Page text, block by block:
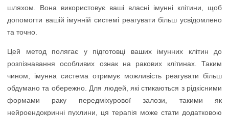
шляхом. Вона використовує ваші власні імунні клітини, щоб
допомогти вашій імунній системі реагувати більш усвідомлено
та точно.
Цей метод полягає у підготовці ваших імунних клітин до
розпізнавання особливих ознак на ракових клітинах. Таким
чином, імунна система отримує можливість реагувати більш
обдумано та обережно. Для людей, які стикаються з рідкісними
формами раку передміхурової залози, такими як
нейроендокринні пухлини, ця терапія може стати додатковою